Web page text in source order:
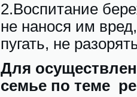
2.Воспитание
не нанося им
пугать, не
Для
семье по теме